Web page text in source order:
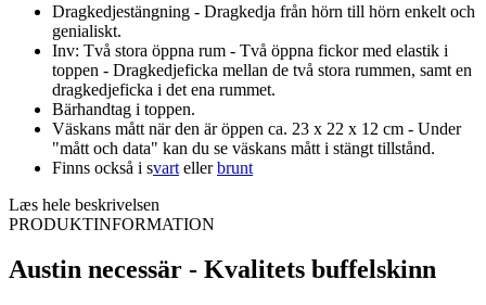
Dragkedjestängning - Dragkedja från hörn till hörn enkelt och
genialiskt.
Inv: Två stora öppna rum - Två öppna fickor med elastik i
toppen - Dragkedjeficka mellan de två stora rummen, samt en
dragkedjeficka i det ena rummet.
Bärhandtag i toppen.
Väskans mått när den är öppen ca. 23 x 22 x 12 cm - Under
"mått och data" kan du se väskans mått i stängt tillstånd.
Finns också i svart ellerbrunt
Læs hele beskrivelsen
PRODUKTINFORMATION
Austin necessär - Kvalitets buffelskinn